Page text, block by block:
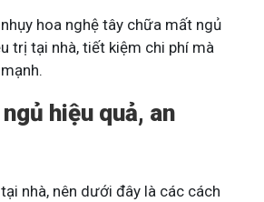
hoa nghệ tây chữa mất ngủ
trị tại nhà, tiết kiệm chi phí mà
hiệu quả, an
nhà, nên dưới đây là các cách